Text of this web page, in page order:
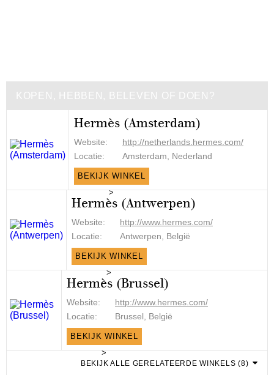
KOPEN, HEBBEN, BELEVEN OF DOEN?
Hermès (Amsterdam)
Website:
http://netherlands.hermes.com/
Locatie:
Amsterdam, Nederland
BEKIJK WINKEL
>
Hermès (Antwerpen)
Website:
http://www.hermes.com/
Locatie:
Antwerpen, België
BEKIJK WINKEL
>
Hermès (Brussel)
Website:
http://www.hermes.com/
Locatie:
Brussel, België
BEKIJK WINKEL
>
BEKIJK ALLE GERELATEERDE WINKELS (8)